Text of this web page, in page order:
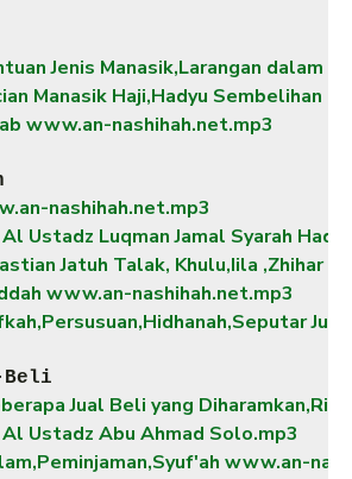
Jenis Manasik,Larangan dalam
Manasik Haji,Hadyu Sembelihan
www.an-nashihah.net.mp3
nashihah.net.mp3
Ustadz Luqman Jamal Syarah
Jatuh Talak, Khulu,Iila ,Zhihar
www.an-nashihah.net.mp3
Beli
Jual Beli yang
Ustadz Abu Ahmad Solo.mp3
www.an-